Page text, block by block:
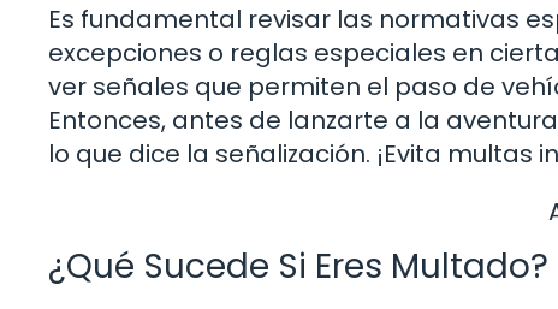
Es fundamental revisar las normativas
excepciones o reglas especiales en
ver señales que permiten el paso de
Entonces, antes de lanzarte a la
lo que dice la señalización. ¡Evita multas
¿Qué Sucede Si Eres Multado?